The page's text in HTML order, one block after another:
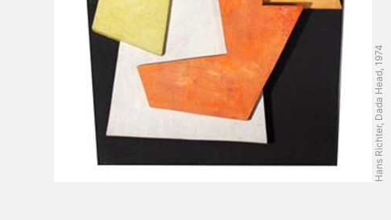
Hans Richter, Dada Head, 1974